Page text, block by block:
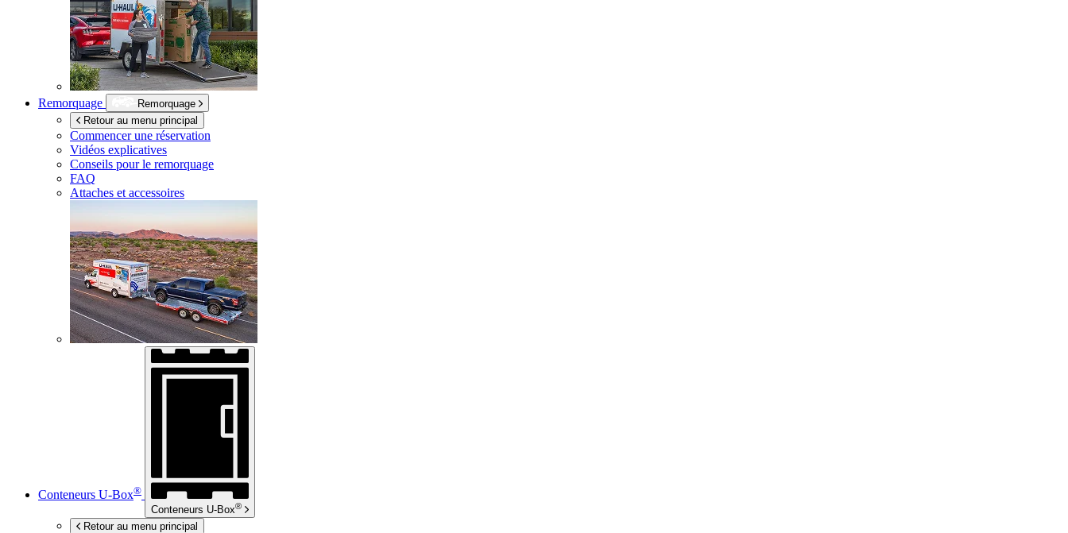
Remorquage
Remorquage
Retour au menu principal
Commencer une réservation
Vidéos explicatives
Conseils pour le remorquage
FAQ
Attaches et accessoires
Conteneurs U-Box®
Conteneurs U-Box®
Retour au menu principal